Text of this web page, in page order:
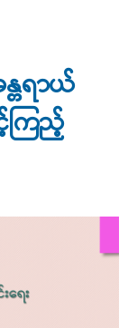
ောပြောဆွေးနွေးပွဲ
တရာယ်
ကြည့်